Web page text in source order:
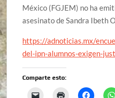
México (FGJEM) no ha
asesinato de Sandra Ibeth
https://adnoticias.mx/
del-ipn-alumnos-exigen-
Comparte esto: